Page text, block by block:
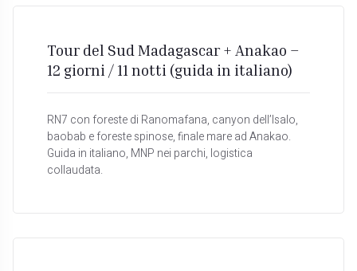
Tour del Sud Madagascar + Anakao –
12 giorni / 11 notti (guida in italiano)
RN7 con foreste di Ranomafana, canyon dell’Isalo,
baobab e foreste spinose, finale mare ad Anakao.
Guida in italiano, MNP nei parchi, logistica
collaudata.